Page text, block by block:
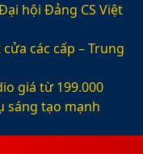
hội Đảng CS Việt
các cấp – Trung
giá từ 199.000
sáng tạo mạnh